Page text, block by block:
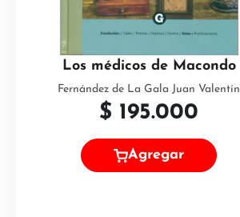
Los médicos de Macondo
Fernández de La Gala Juan Valentín
$ 195.000
Agregar